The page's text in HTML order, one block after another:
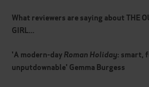
What reviewers are saying about THE
GIRL...
'A modern-dayRoman Holiday: smart,
unputdownable' Gemma Burgess